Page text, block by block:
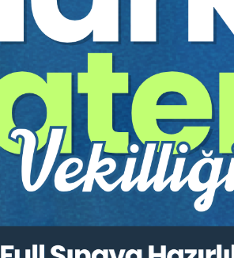
ulaşabilir ve cihazlarınızdan